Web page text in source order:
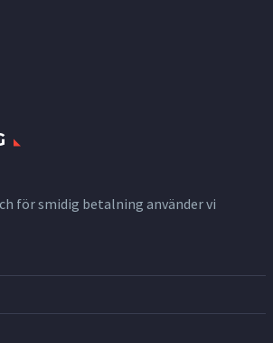
för smidig betalning använder vi